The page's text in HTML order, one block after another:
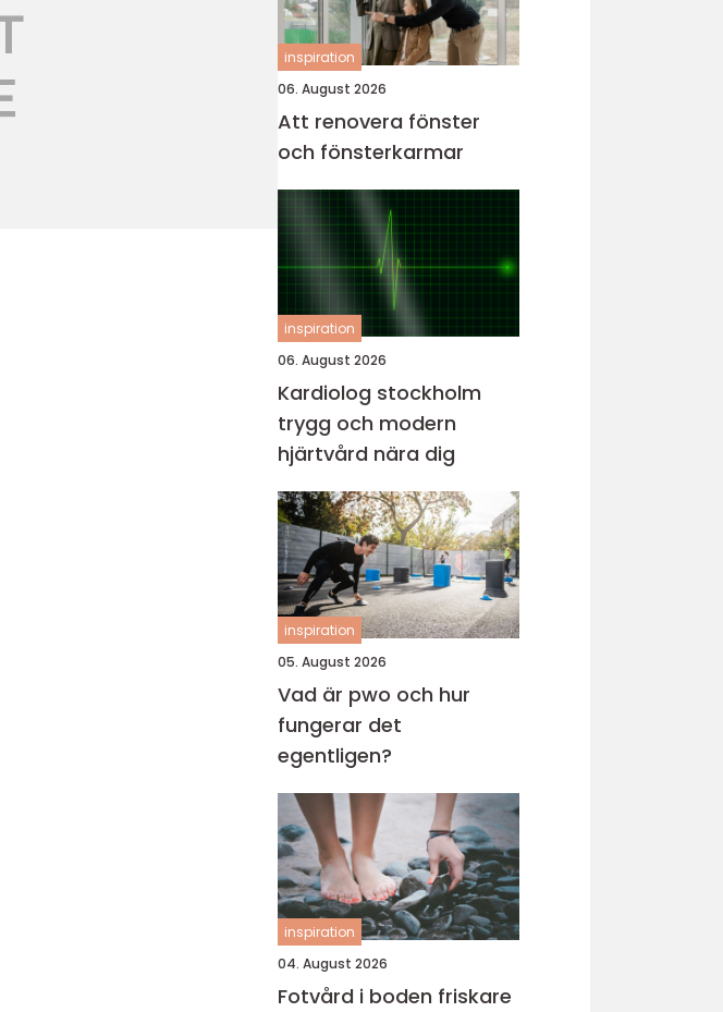
inspiration
06. August 2026
Att renovera fönster
och fönsterkarmar
inspiration
06. August 2026
Kardiolog stockholm
trygg och modern
hjärtvård nära dig
inspiration
05. August 2026
Vad är pwo och hur
fungerar det
egentligen?
inspiration
04. August 2026
Fotvård i boden friskare